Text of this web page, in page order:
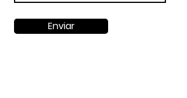
Enviar